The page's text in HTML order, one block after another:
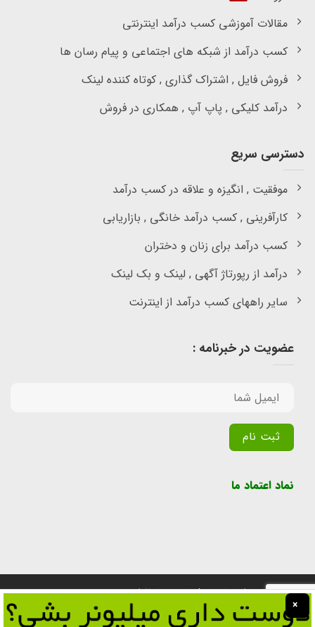
مقالات آموزشی کسب درآمد اینترنتی
کسب درآمد از شبکه های اجتماعی و پیام رسان ها
فروش فایل , اشتراک گذاری , کوتاه کننده لینک
درآمد کلیکی , پاپ آپ , همکاری در فروش
دسترسی سریع
موفقیت , انگیزه و علاقه در کسب درآمد
کارآفرینی , کسب درآمد خانگی , بازاریابی
کسب درآمد برای زنان و دختران
درآمد از رپورتاژ آگهی , لینک و بک لینک
سایر راههای کسب درآمد از اینترنت
عضویت در خبرنامه :
نماد اعتماد ما
تمامی حقوق برای سایت پول یابی محفوظ است.
×